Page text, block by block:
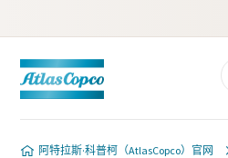
阿特拉斯·科普柯（AtlasCopco）官网